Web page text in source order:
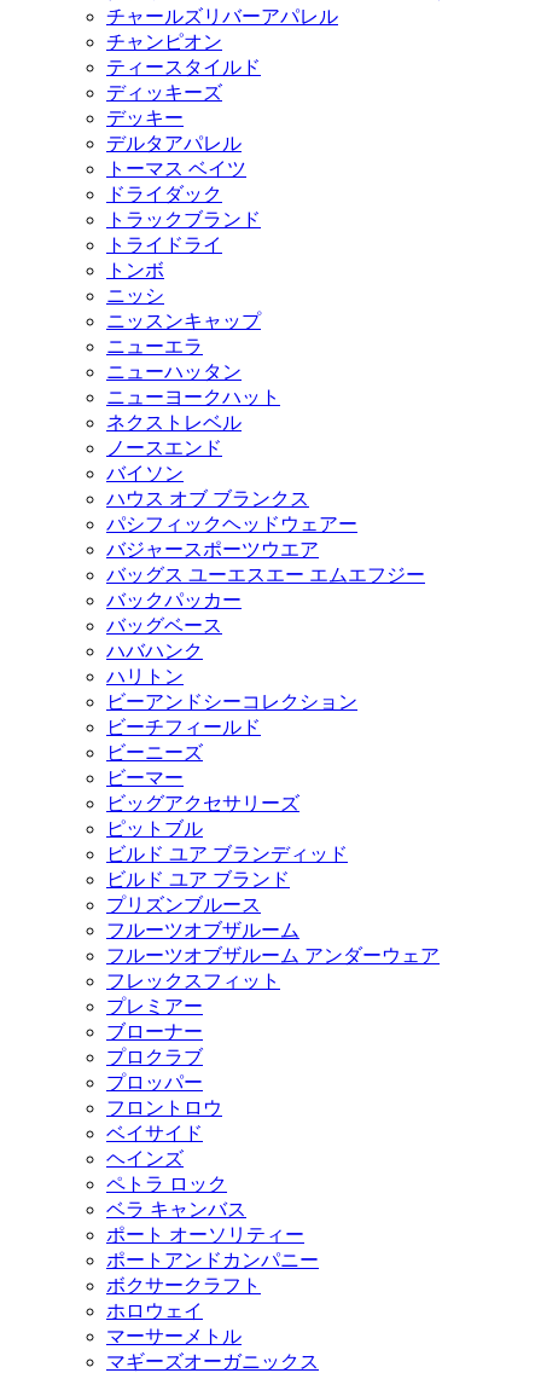
チャールズリバーアパレル
チャンピオン
ティースタイルド
ディッキーズ
デッキー
デルタアパレル
トーマス ベイツ
ドライダック
トラックブランド
トライドライ
トンボ
ニッシ
ニッスンキャップ
ニューエラ
ニューハッタン
ニューヨークハット
ネクストレベル
ノースエンド
バイソン
ハウス オブ ブランクス
パシフィックヘッドウェアー
バジャースポーツウエア
バッグス ユーエスエー エムエフジー
バックパッカー
バッグベース
ハバハンク
ハリトン
ビーアンドシーコレクション
ビーチフィールド
ビーニーズ
ビーマー
ビッグアクセサリーズ
ピットブル
ビルド ユア ブランディッド
ビルド ユア ブランド
プリズンブルース
フルーツオブザルーム
フルーツオブザルーム アンダーウェア
フレックスフィット
プレミアー
ブローナー
プロクラブ
プロッパー
フロントロウ
ベイサイド
ヘインズ
ペトラ ロック
ベラ キャンバス
ポート オーソリティー
ポートアンドカンパニー
ボクサークラフト
ホロウェイ
マーサーメトル
マギーズオーガニックス